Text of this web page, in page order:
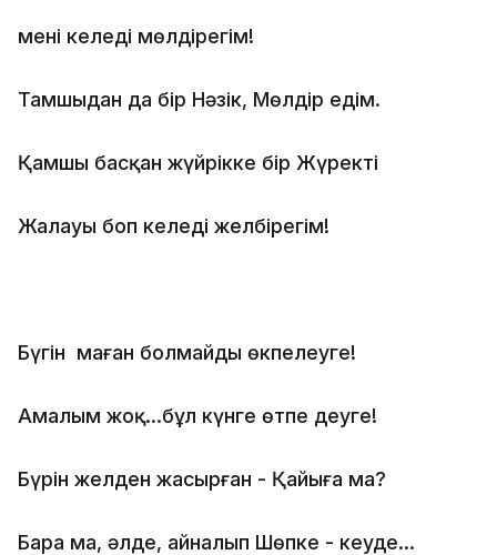
менің келеді мөлдірегім!
Тамшыдан да бір Нәзік, Мөлдір едім.
Қамшы басқан жүйрікке бір Жүректің
Жалауы боп келеді желбірегім!
Бүгін маған болмайды өкпелеуге!
Амалым жоқ...бұл күнге өтпе деуге!
Бүрін желден жасырған - Қайыңға ма?
Бара ма, әлде, айналып Шөпке - кеуде...